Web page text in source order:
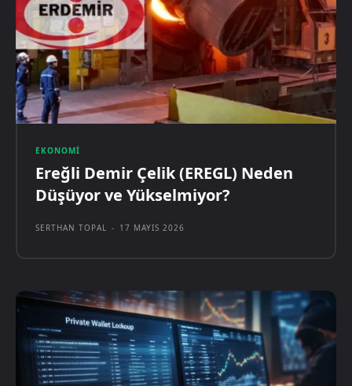
EKONOMI
Ereğli Demir Çelik (EREGL) Neden
Düşüyor ve Yükselmiyor?
SERTHAN TOPAL - 17 MAYIS 2026